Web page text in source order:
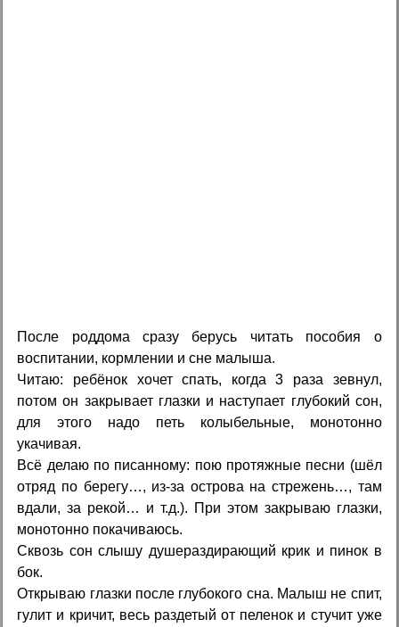
После роддома сразу берусь читать пособия о
воспитании, кормлении и сне малыша.
Читаю: ребёнок хочет спать, когда 3 раза зевнул,
потом он закрывает глазки и наступает глубокий сон,
для этого надо петь колыбельные, монотонно
укачивая.
Всё делаю по писанному: пою протяжные песни (шёл
отряд по берегу…, из-за острова на стрежень…, там
вдали, за рекой… и т.д.). При этом закрываю глазки,
монотонно покачиваюсь.
Сквозь сон слышу душераздирающий крик и пинок в
бок.
Открываю глазки после глубокого сна. Малыш не спит,
гулит и кричит, весь раздетый от пеленок и стучит уже